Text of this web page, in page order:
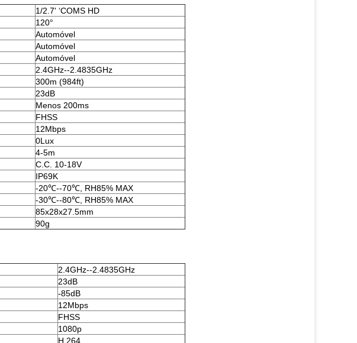
1/2.7' ‘COMS HD
120°
Automóvel
Automóvel
Automóvel
2.4GHz--2.4835GHz
300m (984ft)
23dB
Menos 200ms
FHSS
12Mbps
0Lux
4-5m
C.C. 10-18V
IP69K
-20℃--70℃, RH85% MAX
-30℃--80℃, RH85% MAX
85x28x27.5mm
90g
2.4GHz--2.4835GHz
23dB
-85dB
12Mbps
FHSS
1080p
H.264